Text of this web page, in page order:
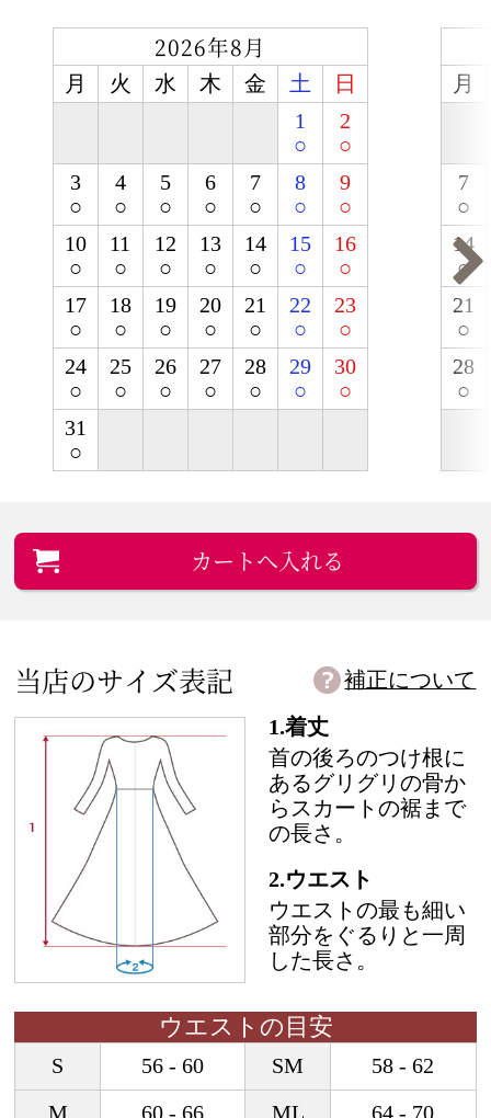
2026年8月
月 火 水 木 金 土
日
1
○
2
○
3
○
4
○
5
○
6
○
7
○
8
○
9
○
10
○
11
○
12
○
13
○
14
○
15
○
16
○
17
○
18
○
19
○
20
○
21
○
22
○
23
○
24
○
25
○
26
○
27
○
28
○
29
○
30
○
31
○
月
7
○
14
○
21
○
28
○
カートへ入れる
当店のサイズ表記 補正について
1.着丈
首の後ろのつけ根に
あるグリグリの骨か
らスカートの裾まで
の長さ。
2.ウエスト
ウエストの最も細い
部分をぐるりと一周
した長さ。
ウエストの目安
S 56 - 60 SM 58 - 62